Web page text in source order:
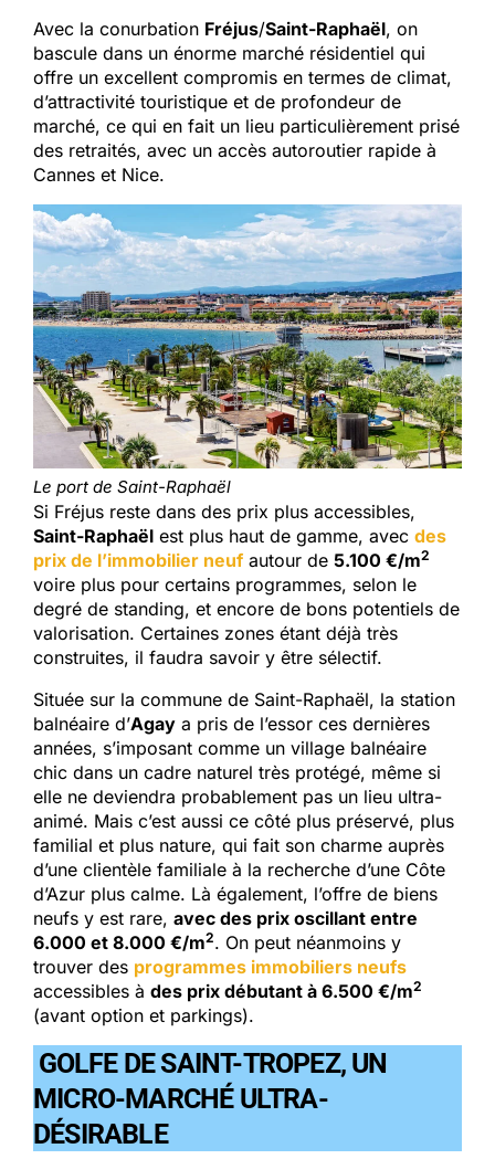
Avec la conurbation Fréjus/Saint-Raphaël, on
bascule dans un énorme marché résidentiel qui
offre un excellent compromis en termes de climat,
d’attractivité touristique et de profondeur de
marché, ce qui en fait un lieu particulièrement prisé
des retraités, avec un accès autoroutier rapide à
Cannes et Nice.
Le port de Saint-Raphaël
Si Fréjus reste dans des prix plus accessibles,
Saint-Raphaël est plus haut de gamme, avec des
prix de l’immobilier neufautour de 5.100 €/m2
voire plus pour certains programmes, selon le
degré de standing, et encore de bons potentiels de
valorisation. Certaines zones étant déjà très
construites, il faudra savoir y être sélectif.
Située sur la commune de Saint-Raphaël, la station
balnéaire d’Agay a pris de l’essor ces dernières
années, s’imposant comme un village balnéaire
chic dans un cadre naturel très protégé, même si
elle ne deviendra probablement pas un lieu ultra-
animé. Mais c’est aussi ce côté plus préservé, plus
familial et plus nature, qui fait son charme auprès
d’une clientèle familiale à la recherche d’une Côte
d’Azur plus calme. Là également, l’offre de biens
neufs y est rare, avec des prix oscillant entre
6.000 et 8.000 €/m2. On peut néanmoins y
trouver des programmes immobiliers neufs
accessibles à des prix débutant à 6.500 €/m2
(avant option et parkings).
GOLFE DE SAINT-TROPEZ, UN
MICRO-MARCHÉ ULTRA-
DÉSIRABLE